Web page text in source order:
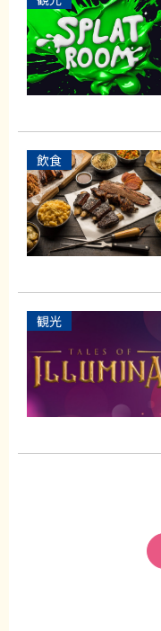
飲食
観光